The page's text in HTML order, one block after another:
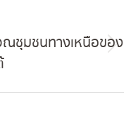
ณชุมชนทางเหนือของ